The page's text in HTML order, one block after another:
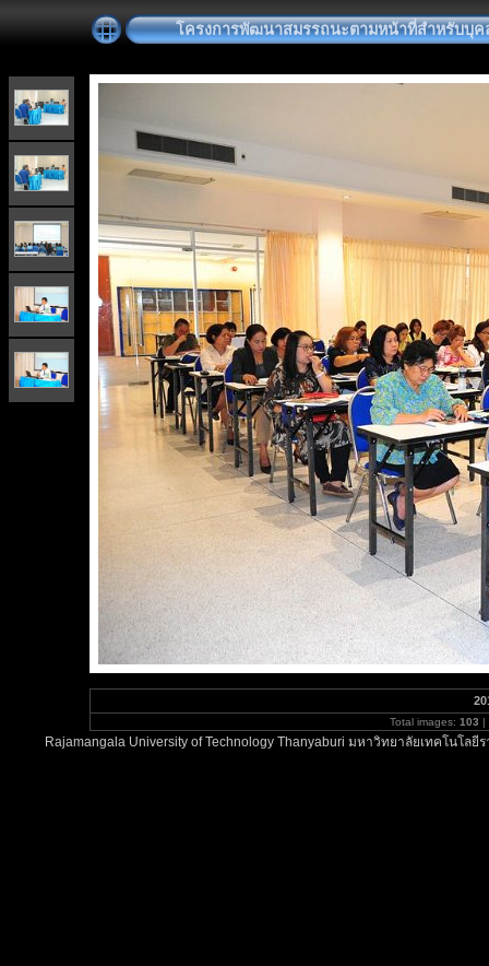
โครงการพัฒนาสมรรถนะตามหน้าที่สำหรับบุค
Total images: 103 |
Rajamangala University of Technology Thanyaburi มหาวิทยาลัยเทคโนโ